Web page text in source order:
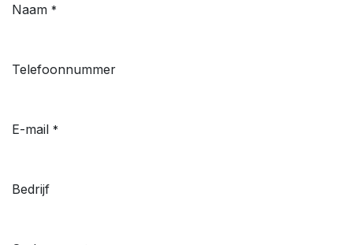
Naam *
Telefoonnummer
E-mail *
Bedrijf